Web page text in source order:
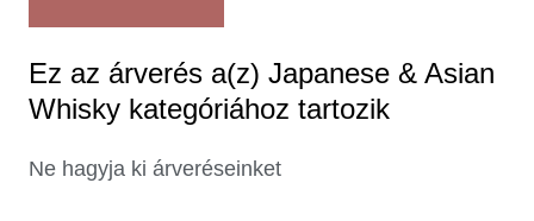
Ez az árverés a(z) Japanese & Asian
Whisky kategóriához tartozik
Ne hagyja ki árveréseinket